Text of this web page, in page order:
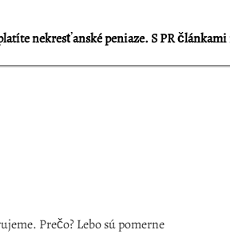
nekresťanské peniaze. S PR
Prečo? Lebo sú pomerne